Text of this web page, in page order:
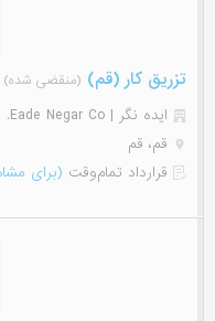
تزریق کار (قم) (منقضی شده)
ایده نگر | Eade Negar Co.
قم، قم
قرارداد تمام‌وقت (برای